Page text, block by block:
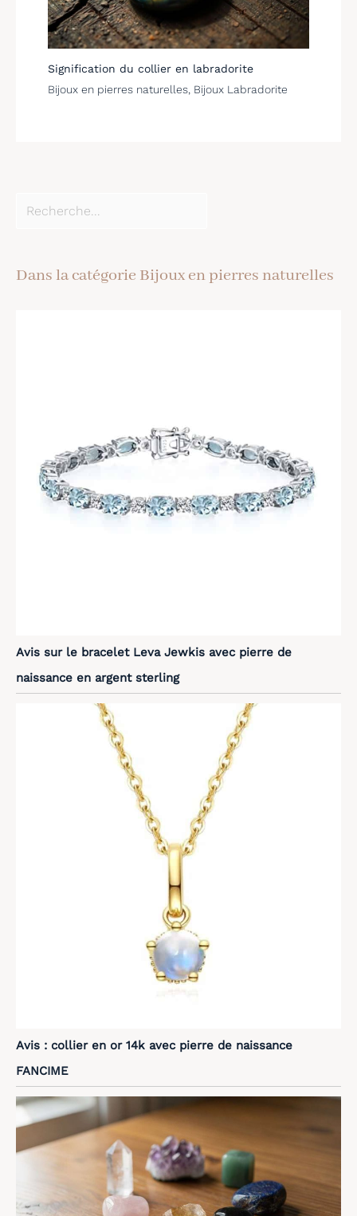
Signification du collier en labradorite
Bijoux en pierres naturelles, Bijoux Labradorite
Dans la catégorie Bijoux en pierres naturelles
Avis sur le bracelet Leva Jewkis avec pierre de
naissance en argent sterling
Avis : collier en or 14k avec pierre de naissance
FANCIME